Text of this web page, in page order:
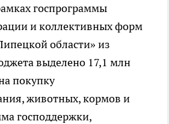
госпрограммы
и коллективных форм
области» из
выделено 17,1 млн
покупку
животных, кормов и
господдержки,